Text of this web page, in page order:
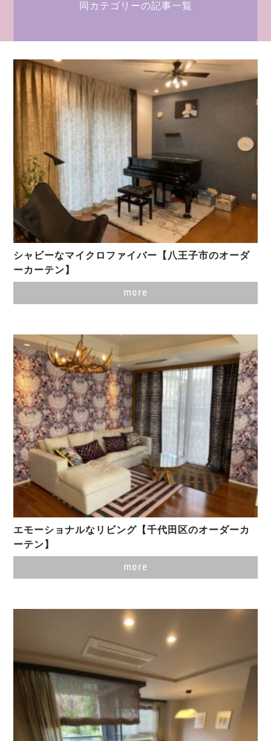
同カテゴリーの記事一覧
シャビーなマイクロファイバー【八王子市のオーダ
ーカーテン】
more
エモーショナルなリビング【千代田区のオーダーカ
ーテン】
more